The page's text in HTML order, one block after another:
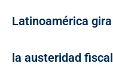
Latinoamérica
la austeridad